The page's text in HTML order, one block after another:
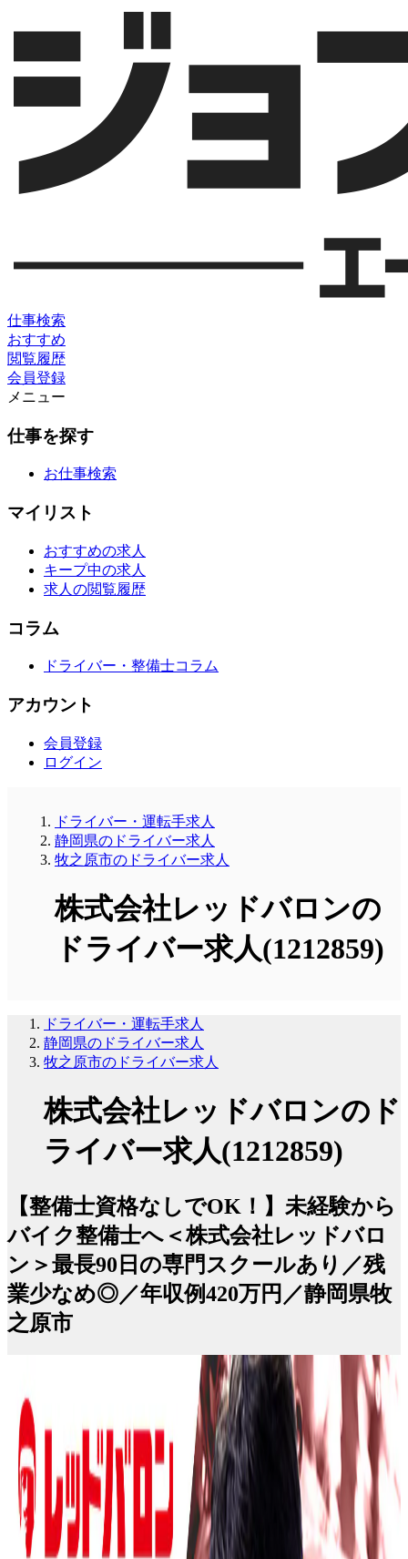
仕事検索
おすすめ
閲覧履歴
会員登録
メニュー
仕事を探す
お仕事検索
マイリスト
おすすめの求人
キープ中の求人
求人の閲覧履歴
コラム
ドライバー・整備士コラム
アカウント
会員登録
ログイン
ドライバー・運転手求人
静岡県のドライバー求人
牧之原市のドライバー求人
株式会社レッドバロンの
ドライバー求人(1212859)
ドライバー・運転手求人
静岡県のドライバー求人
牧之原市のドライバー求人
株式会社レッドバロンのド
ライバー求人(1212859)
【整備士資格なしでOK！】未経験から
バイク整備士へ＜株式会社レッドバロ
ン＞最長90日の専門スクールあり／残
業少なめ◎／年収例420万円／静岡県牧
之原市